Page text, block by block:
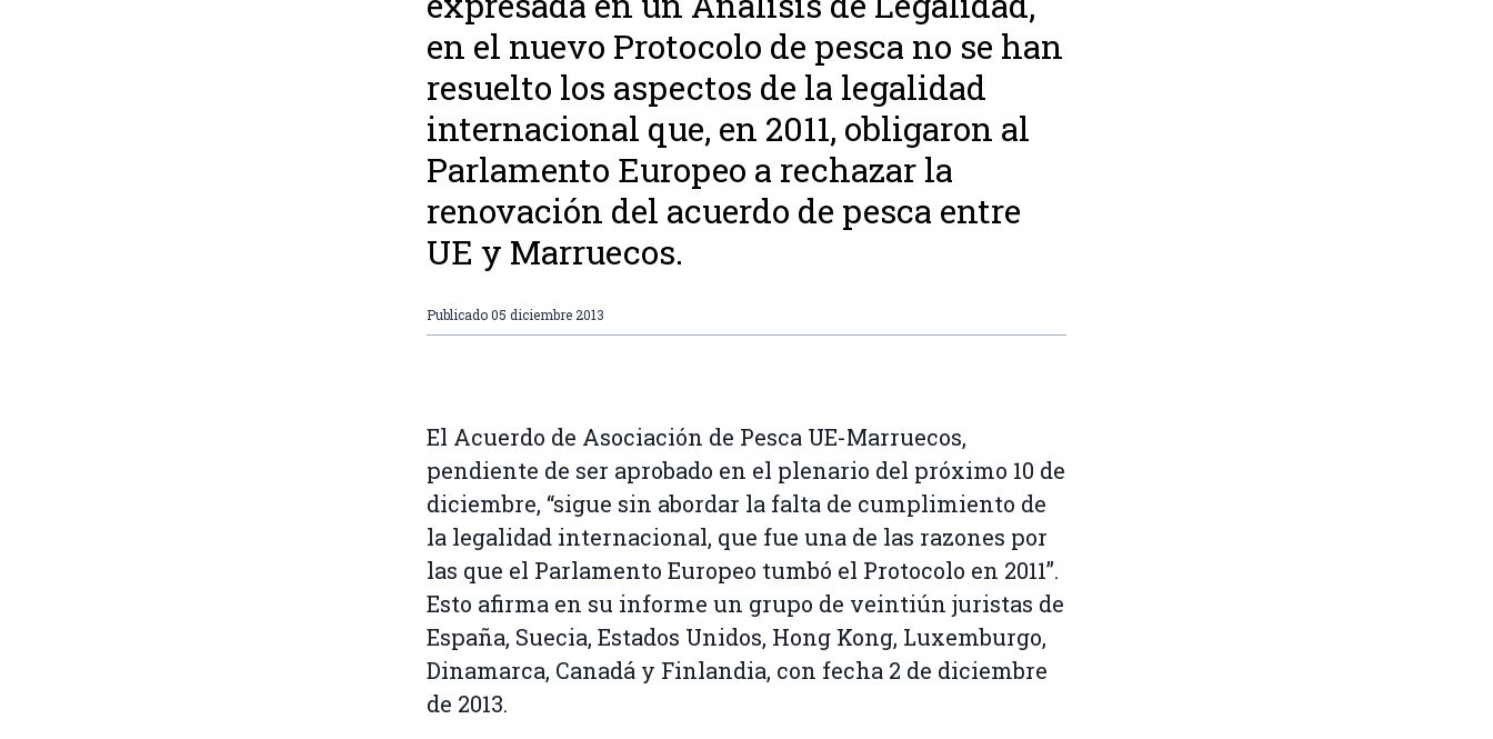
en el nuevo Protocolo de pesca no se han
resuelto los aspectos de la legalidad
internacional que, en 2011, obligaron al
Parlamento Europeo a rechazar la
renovación del acuerdo de pesca entre
UE y Marruecos.
Publicado05 diciembre 2013
El Acuerdo de Asociación de Pesca UE-Marruecos,
pendiente de ser aprobado en el plenario del próximo 10 de
diciembre, “sigue sin abordar la falta de cumplimiento de
la legalidad internacional, que fue una de las razones por
las que el Parlamento Europeo tumbó el Protocolo en 2011”.
Esto afirma en su informe un grupo de veintiún juristas de
España, Suecia, Estados Unidos, Hong Kong, Luxemburgo,
Dinamarca, Canadá y Finlandia, con fecha 2 de diciembre
de 2013.